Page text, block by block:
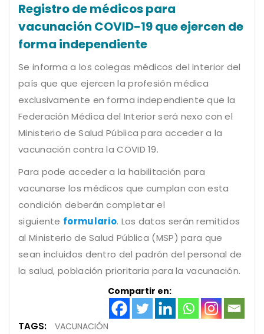
Registro de médicos para
vacunación COVID-19 que ejercen de
forma independiente
Se informa a los colegas médicos del interior del
país que que ejercen la profesión médica
exclusivamente en forma independiente que la
Federación Médica del Interior será nexo con el
Ministerio de Salud Pública para acceder a la
vacunación contra la COVID 19.
Para pode acceder a la habilitación para
vacunarse los médicos que cumplan con esta
condición deberán completar el
siguiente formulario. Los datos serán remitidos
al Ministerio de Salud Pública (MSP) para que
sean incluidos dentro del padrón del personal de
la salud, población prioritaria para la vacunación.
Compartir en:
TAGS: VACUNACIÓN